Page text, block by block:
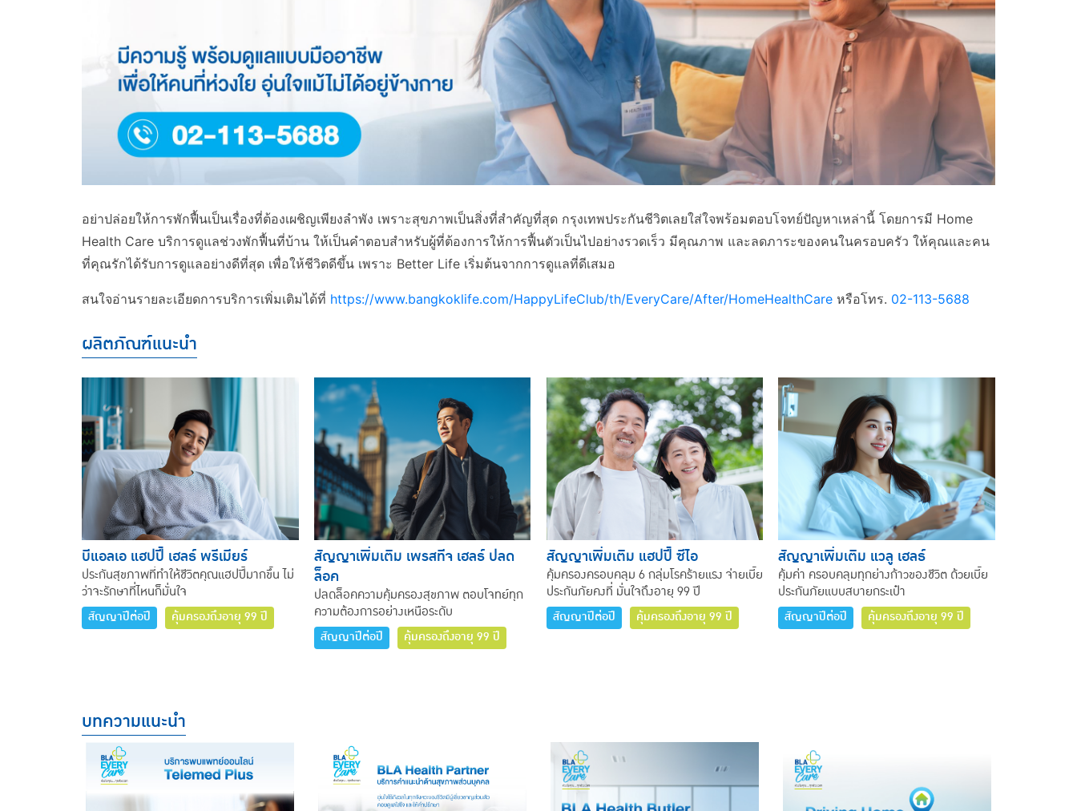
อย่าปล่อยให้การพักฟื้นเป็นเรื่องที่ต้องเผชิญเพียงลำพัง เพราะสุขภาพเป็นสิ่งที่สำคัญที่สุด กรุงเทพประกันชีวิตเลยใส่ใจพร้อมตอบโจทย์ปัญหาเหล่านี้ โดยการมี Home
Health Care บริการดูแลช่วงพักฟื้นที่บ้าน ให้เป็นคำตอบสำหรับผู้ที่ต้องการให้การฟื้นตัวเป็นไปอย่างรวดเร็ว มีคุณภาพ และลดภาระของคนในครอบครัว ให้คุณและคน
ที่คุณรักได้รับการดูแลอย่างดีที่สุด เพื่อให้ชีวิตดีขึ้น เพราะ Better Life เริ่มต้นจากการดูแลที่ดีเสมอ
สนใจอ่านรายละเอียดการบริการเพิ่มเติมได้ที่ https://www.bangkoklife.com/HappyLifeClub/th/EveryCare/After/HomeHealthCare หรือโทร. 02-113-5688
ผลิตภัณฑ์แนะนำ
บีแอลเอ แฮปปี้ เฮลธ์ พรีเมียร์
ประกันสุขภาพที่ทำให้ชีวิตคุณแฮปปี้มากขึ้น ไม่
ว่าจะรักษาที่ไหนก็มั่นใจ
สัญญาปีต่อปี
คุ้มครองถึงอายุ 99 ปี
สัญญาเพิ่มเติม เพรสทีจ เฮลธ์ ปลด
ล็อค
ปลดล็อคความคุ้มครองสุขภาพ ตอบโจทย์ทุก
ความต้องการอย่างเหนือระดับ
สัญญาปีต่อปี
คุ้มครองถึงอายุ 99 ปี
สัญญาเพิ่มเติม แฮปปี้ ซีไอ
คุ้มครองครอบคลุม 6 กลุ่มโรคร้ายแรง จ่ายเบี้ย
ประกันภัยคงที่ มั่นใจถึงอายุ 99 ปี
สัญญาปีต่อปี
คุ้มครองถึงอายุ 99 ปี
สัญญาเพิ่มเติม แวลู เฮลธ์
คุ้มค่า ครอบคลุมทุกย่างก้าวของชีวิต ด้วยเบี้ย
ประกันภัยแบบสบายกระเป๋า
สัญญาปีต่อปี
คุ้มครองถึงอายุ 99 ปี
บทความแนะนำ